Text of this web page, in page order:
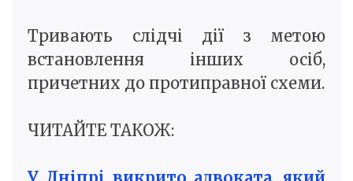
Тривають слідчі дії з метою
встановлення інших осіб,
причетних до протиправної схеми.
ЧИТАЙТЕ ТАКОЖ: